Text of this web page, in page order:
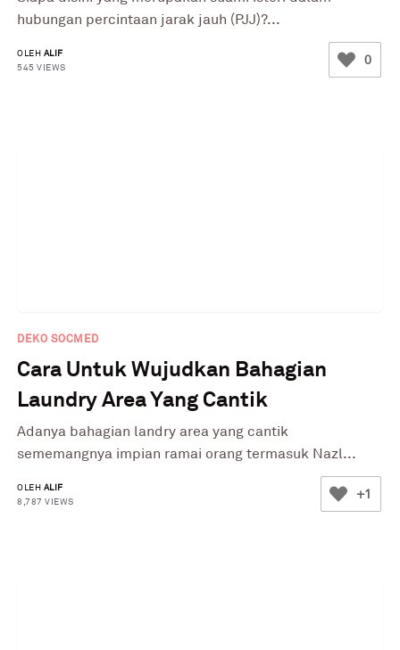
hubungan percintaan jarak jauh (PJJ)?...
OLEH ALIF
545 VIEWS
0
DEKO SOCMED
Cara Untuk Wujudkan Bahagian
Laundry Area Yang Cantik
Adanya bahagian landry area yang cantik
sememangnya impian ramai orang termasuk Nazl...
OLEH ALIF
8,787 VIEWS
+1